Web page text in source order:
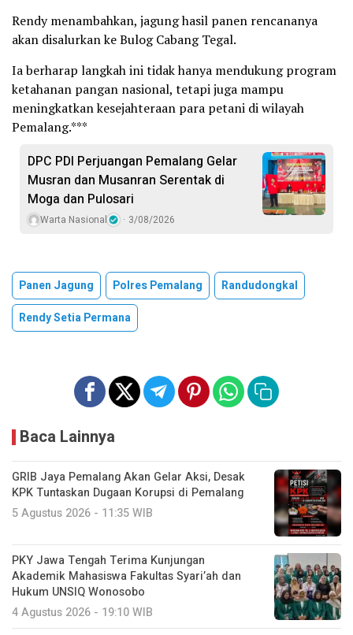
Rendy menambahkan, jagung hasil panen rencananya
akan disalurkan ke Bulog Cabang Tegal.
Ia berharap langkah ini tidak hanya mendukung program
ketahanan pangan nasional, tetapi juga mampu
meningkatkan kesejahteraan para petani di wilayah
Pemalang.***
DPC PDI Perjuangan Pemalang Gelar
Musran dan Musanran Serentak di
Moga dan Pulosari
Warta Nasional 3/08/2026
Panen Jagung Polres Pemalang
Randudongkal
Rendy Setia Permana
Baca Lainnya
GRIB Jaya Pemalang Akan Gelar Aksi, Desak
KPK Tuntaskan Dugaan Korupsi di Pemalang
5 Agustus 2026 - 11:35 WIB
PKY Jawa Tengah Terima Kunjungan
Akademik Mahasiswa Fakultas Syari’ah dan
Hukum UNSIQ Wonosobo
4 Agustus 2026 - 19:10 WIB